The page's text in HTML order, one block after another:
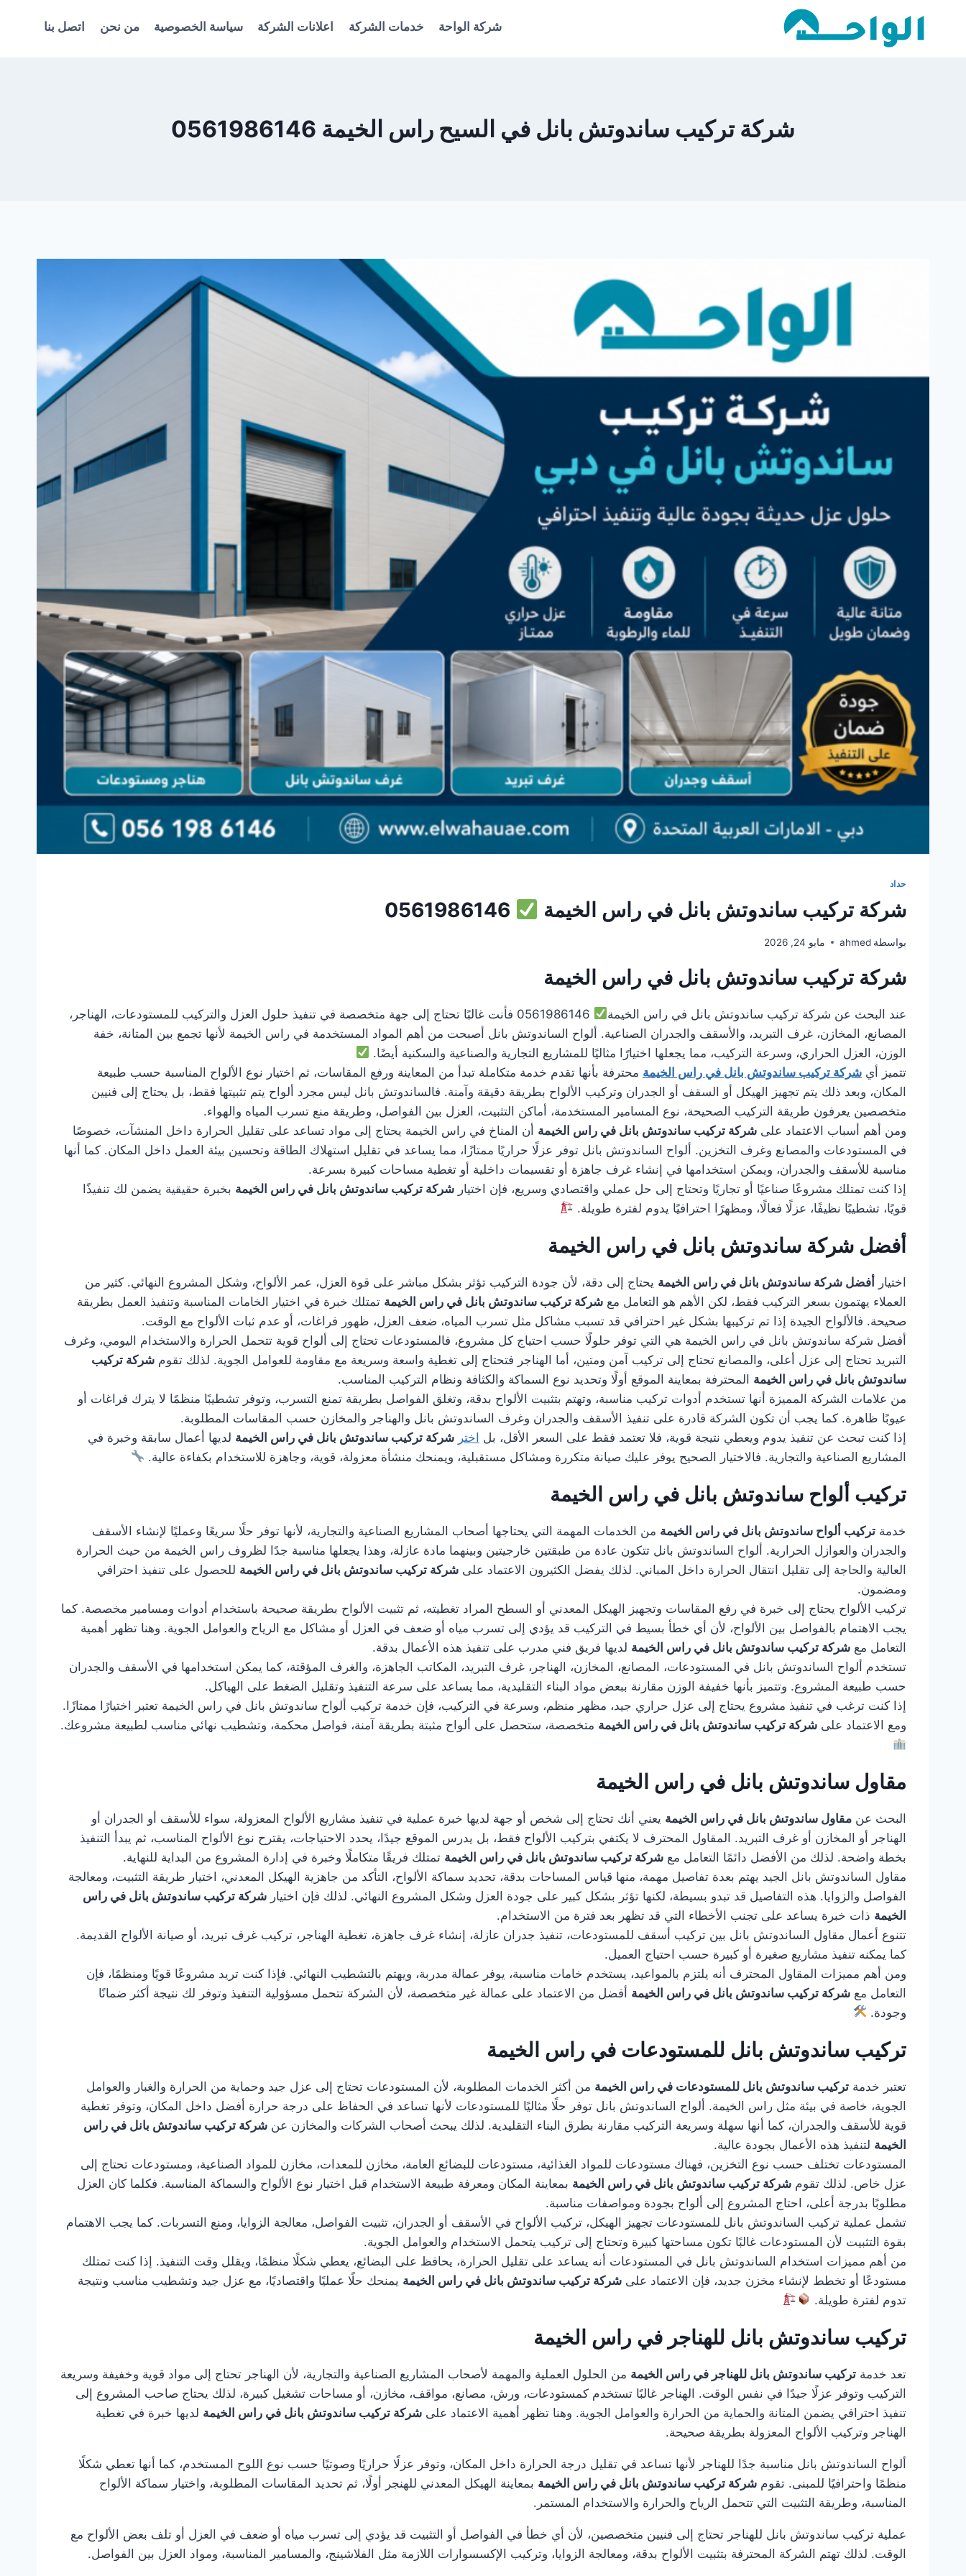
شركة الواحة خدمات الشركة اعلانات الشركة سياسة الخصوصية من نحن اتصل بنا
شركة تركيب ساندوتش بانل في السيح راس الخيمة 0561986146
حداد
شركة تركيب ساندوتش بانل في راس الخيمة
بواسطة ahmed مايو 24, 2026
شركة تركيب ساندوتش بانل في راس الخيمة
عند البحث عن شركة تركيب ساندوتش بانل في راس الخيمة
0561986146 فأنت غالبًا تحتاج إلى جهة متخصصة في تنفيذ حلول العزل والتركيب للمستودعات، الهناجر،
المصانع، المخازن، غرف التبريد، والأسقف والجدران الصناعية. ألواح الساندوتش بانل أصبحت من أهم المواد المستخدمة في راس الخيمة لأنها تجمع بين المتانة، خفة
الوزن، العزل الحراري، وسرعة التركيب، مما يجعلها اختيارًا مثاليًا للمشاريع التجارية والصناعية والسكنية أيضًا.
تتميز أي شركة تركيب ساندوتش بانل في راس الخيمة محترفة بأنها تقدم خدمة متكاملة تبدأ من المعاينة ورفع المقاسات، ثم اختيار نوع الألواح المناسبة حسب طبيعة
المكان، وبعد ذلك يتم تجهيز الهيكل أو السقف أو الجدران وتركيب الألواح بطريقة دقيقة وآمنة. فالساندوتش بانل ليس مجرد ألواح يتم تثبيتها فقط، بل يحتاج إلى فنيين
متخصصين يعرفون طريقة التركيب الصحيحة، نوع المسامير المستخدمة، أماكن التثبيت، العزل بين الفواصل، وطريقة منع تسرب المياه والهواء.
ومن أهم أسباب الاعتماد على شركة تركيب ساندوتش بانل في راس الخيمة أن المناخ في راس الخيمة يحتاج إلى مواد تساعد على تقليل الحرارة داخل المنشآت، خصوصًا
في المستودعات والمصانع وغرف التخزين. ألواح الساندوتش بانل توفر عزلًا حراريًا ممتازًا، مما يساعد في تقليل استهلاك الطاقة وتحسين بيئة العمل داخل المكان. كما أنها
مناسبة للأسقف والجدران، ويمكن استخدامها في إنشاء غرف جاهزة أو تقسيمات داخلية أو تغطية مساحات كبيرة بسرعة.
إذا كنت تمتلك مشروعًا صناعيًا أو تجاريًا وتحتاج إلى حل عملي واقتصادي وسريع، فإن اختيار شركة تركيب ساندوتش بانل في راس الخيمة بخبرة حقيقية يضمن لك تنفيذًا
قويًا، تشطيبًا نظيفًا، عزلًا فعالًا، ومظهرًا احترافيًا يدوم لفترة طويلة.
أفضل شركة ساندوتش بانل في راس الخيمة
اختيار أفضل شركة ساندوتش بانل في راس الخيمة يحتاج إلى دقة، لأن جودة التركيب تؤثر بشكل مباشر على قوة العزل، عمر الألواح، وشكل المشروع النهائي. كثير من
العملاء يهتمون بسعر التركيب فقط، لكن الأهم هو التعامل مع شركة تركيب ساندوتش بانل في راس الخيمة تمتلك خبرة في اختيار الخامات المناسبة وتنفيذ العمل بطريقة
صحيحة. فالألواح الجيدة إذا تم تركيبها بشكل غير احترافي قد تسبب مشاكل مثل تسرب المياه، ضعف العزل، ظهور فراغات، أو عدم ثبات الألواح مع الوقت.
أفضل شركة ساندوتش بانل في راس الخيمة هي التي توفر حلولًا حسب احتياج كل مشروع، فالمستودعات تحتاج إلى ألواح قوية تتحمل الحرارة والاستخدام اليومي، وغرف
التبريد تحتاج إلى عزل أعلى، والمصانع تحتاج إلى تركيب آمن ومتين، أما الهناجر فتحتاج إلى تغطية واسعة وسريعة مع مقاومة للعوامل الجوية. لذلك تقوم شركة تركيب
ساندوتش بانل في راس الخيمة المحترفة بمعاينة الموقع أولًا وتحديد نوع السماكة والكثافة ونظام التركيب المناسب.
من علامات الشركة المميزة أنها تستخدم أدوات تركيب مناسبة، وتهتم بتثبيت الألواح بدقة، وتغلق الفواصل بطريقة تمنع التسرب، وتوفر تشطيبًا منظمًا لا يترك فراغات أو
عيوبًا ظاهرة. كما يجب أن تكون الشركة قادرة على تنفيذ الأسقف والجدران وغرف الساندوتش بانل والهناجر والمخازن حسب المقاسات المطلوبة.
إذا كنت تبحث عن تنفيذ يدوم ويعطي نتيجة قوية، فلا تعتمد فقط على السعر الأقل، بل اختر شركة تركيب ساندوتش بانل في راس الخيمة لديها أعمال سابقة وخبرة في
المشاريع الصناعية والتجارية. فالاختيار الصحيح يوفر عليك صيانة متكررة ومشاكل مستقبلية، ويمنحك منشأة معزولة، قوية، وجاهزة للاستخدام بكفاءة عالية.
تركيب ألواح ساندوتش بانل في راس الخيمة
خدمة تركيب ألواح ساندوتش بانل في راس الخيمة من الخدمات المهمة التي يحتاجها أصحاب المشاريع الصناعية والتجارية، لأنها توفر حلًا سريعًا وعمليًا لإنشاء الأسقف
والجدران والعوازل الحرارية. ألواح الساندوتش بانل تتكون عادة من طبقتين خارجيتين وبينهما مادة عازلة، وهذا يجعلها مناسبة جدًا لظروف راس الخيمة من حيث الحرارة
العالية والحاجة إلى تقليل انتقال الحرارة داخل المباني. لذلك يفضل الكثيرون الاعتماد على شركة تركيب ساندوتش بانل في راس الخيمة للحصول على تنفيذ احترافي
ومضمون.
تركيب الألواح يحتاج إلى خبرة في رفع المقاسات وتجهيز الهيكل المعدني أو السطح المراد تغطيته، ثم تثبيت الألواح بطريقة صحيحة باستخدام أدوات ومسامير مخصصة. كما
يجب الاهتمام بالفواصل بين الألواح، لأن أي خطأ بسيط في التركيب قد يؤدي إلى تسرب مياه أو ضعف في العزل أو مشاكل مع الرياح والعوامل الجوية. وهنا تظهر أهمية
التعامل مع شركة تركيب ساندوتش بانل في راس الخيمة لديها فريق فني مدرب على تنفيذ هذه الأعمال بدقة.
تستخدم ألواح الساندوتش بانل في المستودعات، المصانع، المخازن، الهناجر، غرف التبريد، المكاتب الجاهزة، والغرف المؤقتة، كما يمكن استخدامها في الأسقف والجدران
حسب طبيعة المشروع. وتتميز بأنها خفيفة الوزن مقارنة ببعض مواد البناء التقليدية، مما يساعد على سرعة التنفيذ وتقليل الضغط على الهياكل.
إذا كنت ترغب في تنفيذ مشروع يحتاج إلى عزل حراري جيد، مظهر منظم، وسرعة في التركيب، فإن خدمة تركيب ألواح ساندوتش بانل في راس الخيمة تعتبر اختيارًا ممتازًا.
ومع الاعتماد على شركة تركيب ساندوتش بانل في راس الخيمة متخصصة، ستحصل على ألواح مثبتة بطريقة آمنة، فواصل محكمة، وتشطيب نهائي مناسب لطبيعة مشروعك.
مقاول ساندوتش بانل في راس الخيمة
البحث عن مقاول ساندوتش بانل في راس الخيمة يعني أنك تحتاج إلى شخص أو جهة لديها خبرة عملية في تنفيذ مشاريع الألواح المعزولة، سواء للأسقف أو الجدران أو
الهناجر أو المخازن أو غرف التبريد. المقاول المحترف لا يكتفي بتركيب الألواح فقط، بل يدرس الموقع جيدًا، يحدد الاحتياجات، يقترح نوع الألواح المناسب، ثم يبدأ التنفيذ
بخطة واضحة. لذلك من الأفضل دائمًا التعامل مع شركة تركيب ساندوتش بانل في راس الخيمة تمتلك فريقًا متكاملًا وخبرة في إدارة المشروع من البداية للنهاية.
مقاول الساندوتش بانل الجيد يهتم بعدة تفاصيل مهمة، منها قياس المساحات بدقة، تحديد سماكة الألواح، التأكد من جاهزية الهيكل المعدني، اختيار طريقة التثبيت، ومعالجة
الفواصل والزوايا. هذه التفاصيل قد تبدو بسيطة، لكنها تؤثر بشكل كبير على جودة العزل وشكل المشروع النهائي. لذلك فإن اختيار شركة تركيب ساندوتش بانل في راس
الخيمة ذات خبرة يساعد على تجنب الأخطاء التي قد تظهر بعد فترة من الاستخدام.
تتنوع أعمال مقاول الساندوتش بانل بين تركيب أسقف للمستودعات، تنفيذ جدران عازلة، إنشاء غرف جاهزة، تغطية الهناجر، تركيب غرف تبريد، أو صيانة الألواح القديمة.
كما يمكنه تنفيذ مشاريع صغيرة أو كبيرة حسب احتياج العميل.
ومن أهم مميزات المقاول المحترف أنه يلتزم بالمواعيد، يستخدم خامات مناسبة، يوفر عمالة مدربة، ويهتم بالتشطيب النهائي. فإذا كنت تريد مشروعًا قويًا ومنظمًا، فإن
التعامل مع شركة تركيب ساندوتش بانل في راس الخيمة أفضل من الاعتماد على عمالة غير متخصصة، لأن الشركة تتحمل مسؤولية التنفيذ وتوفر لك نتيجة أكثر ضمانًا
وجودة.
تركيب ساندوتش بانل للمستودعات في راس الخيمة
تعتبر خدمة تركيب ساندوتش بانل للمستودعات في راس الخيمة من أكثر الخدمات المطلوبة، لأن المستودعات تحتاج إلى عزل جيد وحماية من الحرارة والغبار والعوامل
الجوية، خاصة في بيئة مثل راس الخيمة. ألواح الساندوتش بانل توفر حلًا مثاليًا للمستودعات لأنها تساعد في الحفاظ على درجة حرارة أفضل داخل المكان، وتوفر تغطية
قوية للأسقف والجدران، كما أنها سهلة وسريعة التركيب مقارنة بطرق البناء التقليدية. لذلك يبحث أصحاب الشركات والمخازن عن شركة تركيب ساندوتش بانل في راس
الخيمة لتنفيذ هذه الأعمال بجودة عالية.
المستودعات تختلف حسب نوع التخزين، فهناك مستودعات للمواد الغذائية، مستودعات للبضائع العامة، مخازن للمعدات، مخازن للمواد الصناعية، ومستودعات تحتاج إلى
عزل خاص. لذلك تقوم شركة تركيب ساندوتش بانل في راس الخيمة بمعاينة المكان ومعرفة طبيعة الاستخدام قبل اختيار نوع الألواح والسماكة المناسبة. فكلما كان العزل
مطلوبًا بدرجة أعلى، احتاج المشروع إلى ألواح بجودة ومواصفات مناسبة.
تشمل عملية تركيب الساندوتش بانل للمستودعات تجهيز الهيكل، تركيب الألواح في الأسقف أو الجدران، تثبيت الفواصل، معالجة الزوايا، ومنع التسربات. كما يجب الاهتمام
بقوة التثبيت لأن المستودعات غالبًا تكون مساحتها كبيرة وتحتاج إلى تركيب يتحمل الاستخدام والعوامل الجوية.
من أهم مميزات استخدام الساندوتش بانل في المستودعات أنه يساعد على تقليل الحرارة، يحافظ على البضائع، يعطي شكلًا منظمًا، ويقلل وقت التنفيذ. إذا كنت تمتلك
مستودعًا أو تخطط لإنشاء مخزن جديد، فإن الاعتماد على شركة تركيب ساندوتش بانل في راس الخيمة يمنحك حلًا عمليًا واقتصاديًا، مع عزل جيد وتشطيب مناسب ونتيجة
تدوم لفترة طويلة.
تركيب ساندوتش بانل للهناجر في راس الخيمة
تعد خدمة تركيب ساندوتش بانل للهناجر في راس الخيمة من الحلول العملية والمهمة لأصحاب المشاريع الصناعية والتجارية، لأن الهناجر تحتاج إلى مواد قوية وخفيفة وسريعة
التركيب وتوفر عزلًا جيدًا في نفس الوقت. الهناجر غالبًا تستخدم كمستودعات، ورش، مصانع، مواقف، مخازن، أو مساحات تشغيل كبيرة، لذلك يحتاج صاحب المشروع إلى
تنفيذ احترافي يضمن المتانة والحماية من الحرارة والعوامل الجوية. وهنا تظهر أهمية الاعتماد على شركة تركيب ساندوتش بانل في راس الخيمة لديها خبرة في تغطية
الهناجر وتركيب الألواح المعزولة بطريقة صحيحة.
ألواح الساندوتش بانل مناسبة جدًا للهناجر لأنها تساعد في تقليل درجة الحرارة داخل المكان، وتوفر عزلًا حراريًا وصوتيًا حسب نوع اللوح المستخدم، كما أنها تعطي شكلًا
منظمًا واحترافيًا للمبنى. تقوم شركة تركيب ساندوتش بانل في راس الخيمة بمعاينة الهيكل المعدني للهنجر أولًا، ثم تحديد المقاسات المطلوبة، واختيار سماكة الألواح
المناسبة، وطريقة التثبيت التي تتحمل الرياح والحرارة والاستخدام المستمر.
عملية تركيب ساندوتش بانل للهناجر تحتاج إلى فنيين متخصصين، لأن أي خطأ في الفواصل أو التثبيت قد يؤدي إلى تسرب مياه أو ضعف في العزل أو تلف بعض الألواح مع
الوقت. لذلك تهتم الشركة المحترفة بتثبيت الألواح بدقة، ومعالجة الزوايا، وتركيب الإكسسوارات اللازمة مثل الفلاشينج، والمسامير المناسبة، ومواد العزل بين الفواصل.